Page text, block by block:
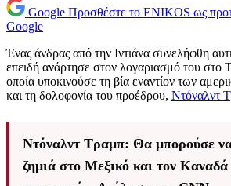
Google Προσθέστε το ENIKOS ως
Google
Ένας άνδρας από την Ιντιάνα συνελήφθη
επειδή ανάρτησε στον λογαριασμό του στο
οποία υποκινούσε τη βία εναντίον των
και τη δολοφονία του προέδρου, Ντόναλντ
Ντόναλντ Τραμπ: Θα μπορούσε
ζημιά στο Μεξικό και τον